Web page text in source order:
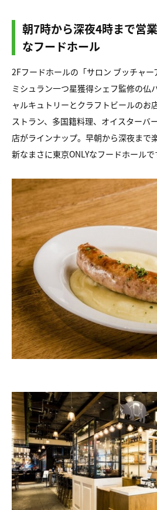
朝7時から深夜4時まで営
なフードホール
2Fフードホールの「サロン ブッチャ
ミシュラン一つ星獲得シェフ監修の仏
ャルキュトリーとクラフトビールのお
ストラン、多国籍料理、オイスターバ
店がラインナップ。早朝から深夜まで
新なまさに東京ONLYなフードホールで